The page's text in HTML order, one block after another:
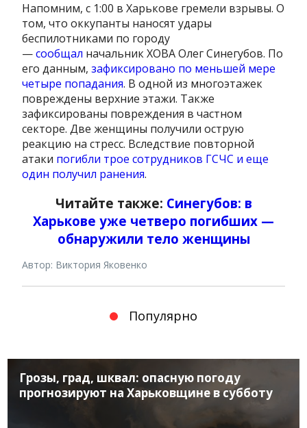
Напомним, с 1:00 в Харькове гремели взрывы. О
том, что оккупанты наносят удары
беспилотниками по городу
—сообщал начальник ХОВА Олег Синегубов. По
его данным,зафиксировано по меньшей мере
четыре попадания. В одной из многоэтажек
повреждены верхние этажи. Также
зафиксированы повреждения в частном
секторе. Две женщины получили острую
реакцию на стресс. Вследствие повторной
атаки погибли трое сотрудников ГСЧС и еще
один получил ранения.
Читайте также: Синегубов: в
Харькове уже четверо погибших —
обнаружили тело женщины
Автор: Виктория Яковенко
Популярно
Грозы, град, шквал: опасную погоду
прогнозируют на Харьковщине в субботу